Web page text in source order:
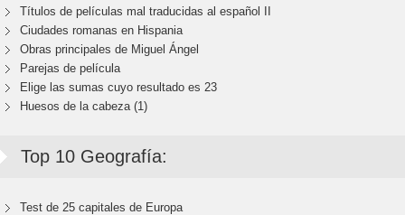
Títulos de películas mal traducidas al español II
Ciudades romanas en Hispania
Obras principales de Miguel Ángel
Parejas de película
Elige las sumas cuyo resultado es 23
Huesos de la cabeza (1)
Top 10 Geografía:
Test de 25 capitales de Europa